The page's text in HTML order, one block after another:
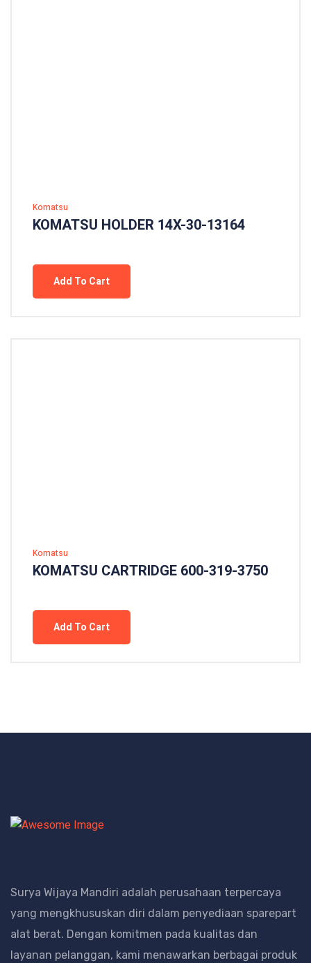
Komatsu
KOMATSU HOLDER 14X-30-13164
Add To Cart
Komatsu
KOMATSU CARTRIDGE 600-319-3750
Add To Cart
Surya Wijaya Mandiri adalah perusahaan terpercaya
yang mengkhususkan diri dalam penyediaan sparepart
alat berat. Dengan komitmen pada kualitas dan
layanan pelanggan, kami menawarkan berbagai produk